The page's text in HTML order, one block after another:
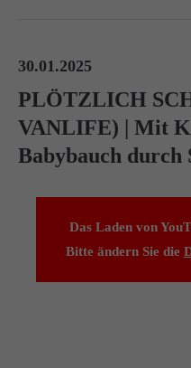
30.01.2025
PLÖTZLICH
VANLIFE) | Mit
Babybauch durch
Das Laden von
Bitte ändern Sie die